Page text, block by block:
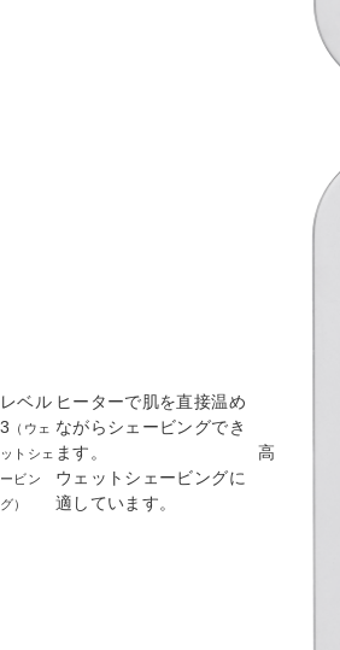
レベル
3
（ウェ
ットシェ
ービン
グ）
ヒーターで肌を直接温め
ながらシェービングでき
ます。
ウェットシェービングに
適しています。
高